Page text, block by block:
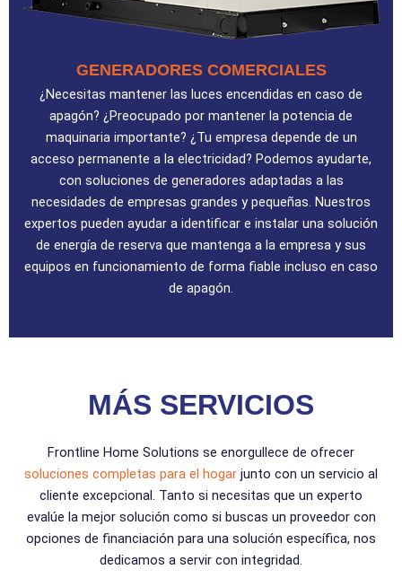
GENERADORES COMERCIALES
¿Necesitas mantener las luces encendidas en caso de
apagón? ¿Preocupado por mantener la potencia de
maquinaria importante? ¿Tu empresa depende de un
acceso permanente a la electricidad? Podemos ayudarte,
con soluciones de generadores adaptadas a las
necesidades de empresas grandes y pequeñas. Nuestros
expertos pueden ayudar a identificar e instalar una solución
de energía de reserva que mantenga a la empresa y sus
equipos en funcionamiento de forma fiable incluso en caso
de apagón.
MÁS SERVICIOS
Frontline Home Solutions se enorgullece de ofrecer
soluciones completas para el hogar junto con un servicio al
cliente excepcional. Tanto si necesitas que un experto
evalúe la mejor solución como si buscas un proveedor con
opciones de financiación para una solución específica, nos
dedicamos a servir con integridad.